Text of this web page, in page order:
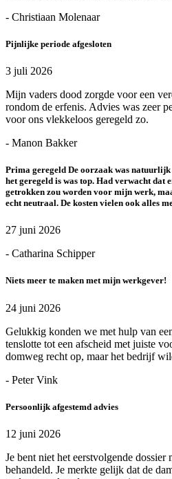
- Christiaan Molenaar
Pijnlijke periode afgesloten
3 juli 2026
Mijn vaders dood zorgde voor een
rondom de erfenis. Advies was zeer
voor ons vlekkeloos geregeld zo.
- Manon Bakker
Prima geregeld De oorzaak was
het geregeld is was top. Had verwacht
getrokken zou worden voor mijn werk,
echt neutraal. De kosten vielen ook alles
27 juni 2026
- Catharina Schipper
Niets meer te maken met mijn werkgever!
24 juni 2026
Gelukkig konden we met hulp van
tenslotte tot een afscheid met juiste
domweg recht op, maar het bedrijf
- Peter Vink
Persoonlijk afgestemd advies
12 juni 2026
Je bent niet het eerstvolgende dossier
behandeld. Je merkte gelijk dat de